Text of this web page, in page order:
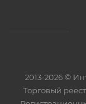
2013-2026 ©
Торговый